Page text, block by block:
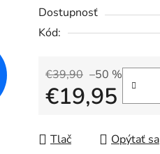
hviezdičiek.
Dostupnosť
Kód:
€39,90 –50 %
€19,95
Tlač Opýtať sa